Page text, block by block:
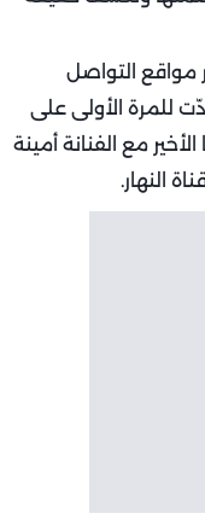
مواقع التواصل
للمرة الأولى على
مع الفنانة أمينة
النهار.